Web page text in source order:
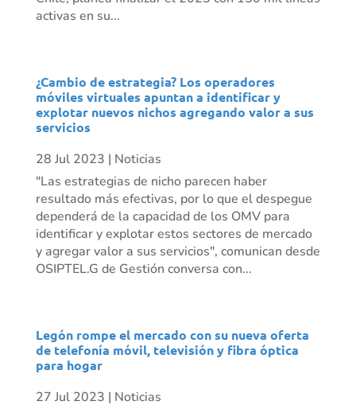
activas en su...
¿Cambio de estrategia? Los operadores
móviles virtuales apuntan a identificar y
explotar nuevos nichos agregando valor a sus
servicios
28 Jul 2023 | Noticias
"Las estrategias de nicho parecen haber
resultado más efectivas, por lo que el despegue
dependerá de la capacidad de los OMV para
identificar y explotar estos sectores de mercado
y agregar valor a sus servicios", comunican desde
OSIPTEL.G de Gestión conversa con...
Legón rompe el mercado con su nueva oferta
de telefonía móvil, televisión y fibra óptica
para hogar
27 Jul 2023 | Noticias